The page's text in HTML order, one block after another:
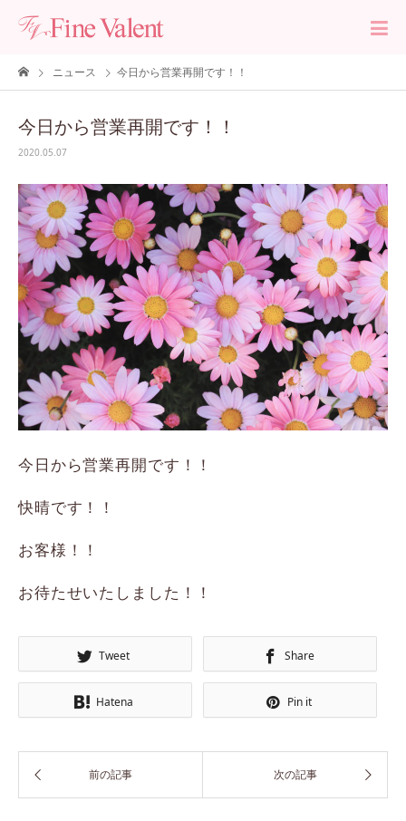
ニュース 今日から営業再開です！！
今日から営業再開です！！
2020.05.07
今日から営業再開です！！
快晴です！！
お客様！！
お待たせいたしました！！
Tweet Share
Hatena Pin it